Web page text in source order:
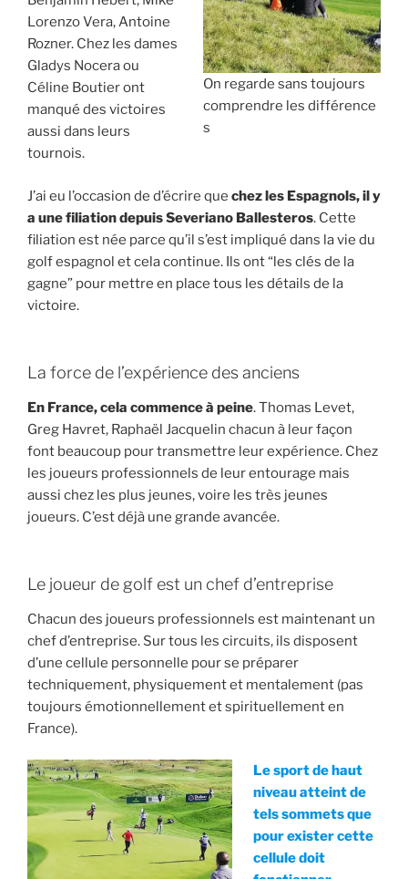
On regarde sans toujours
comprendre les différence
s
Lorenzo Vera, Antoine
Rozner. Chez les dames
Gladys Nocera ou
Céline Boutier ont
manqué des victoires
aussi dans leurs
tournois.
J’ai eu l’occasion de d’écrire que chez les Espagnols,il y
a une filiation depuis Severiano Ballesteros. Cette
filiation est née parce qu’il s’est impliqué dans la vie du
golf espagnol et cela continue. Ils ont “les clés de la
gagne” pour mettre en place tous les détails de la
victoire.
La force de l’expérience des anciens
En France, cela commence à peine. Thomas Levet,
Greg Havret, Raphaël Jacquelin chacun à leur façon
font beaucoup pour transmettre leur expérience. Chez
les joueurs professionnels de leur entourage mais
aussi chez les plus jeunes, voire les très jeunes
joueurs. C’est déjà une grande avancée.
Le joueur de golf est un chef d’entreprise
Chacun des joueurs professionnels est maintenant un
chef d’entreprise. Sur tous les circuits, ils disposent
d’une cellule personnelle pour se préparer
techniquement, physiquement et mentalement (pas
toujours émotionnellement et spirituellement en
France).
Le sport de haut
niveau atteint de
tels sommets que
pour exister cette
cellule doit